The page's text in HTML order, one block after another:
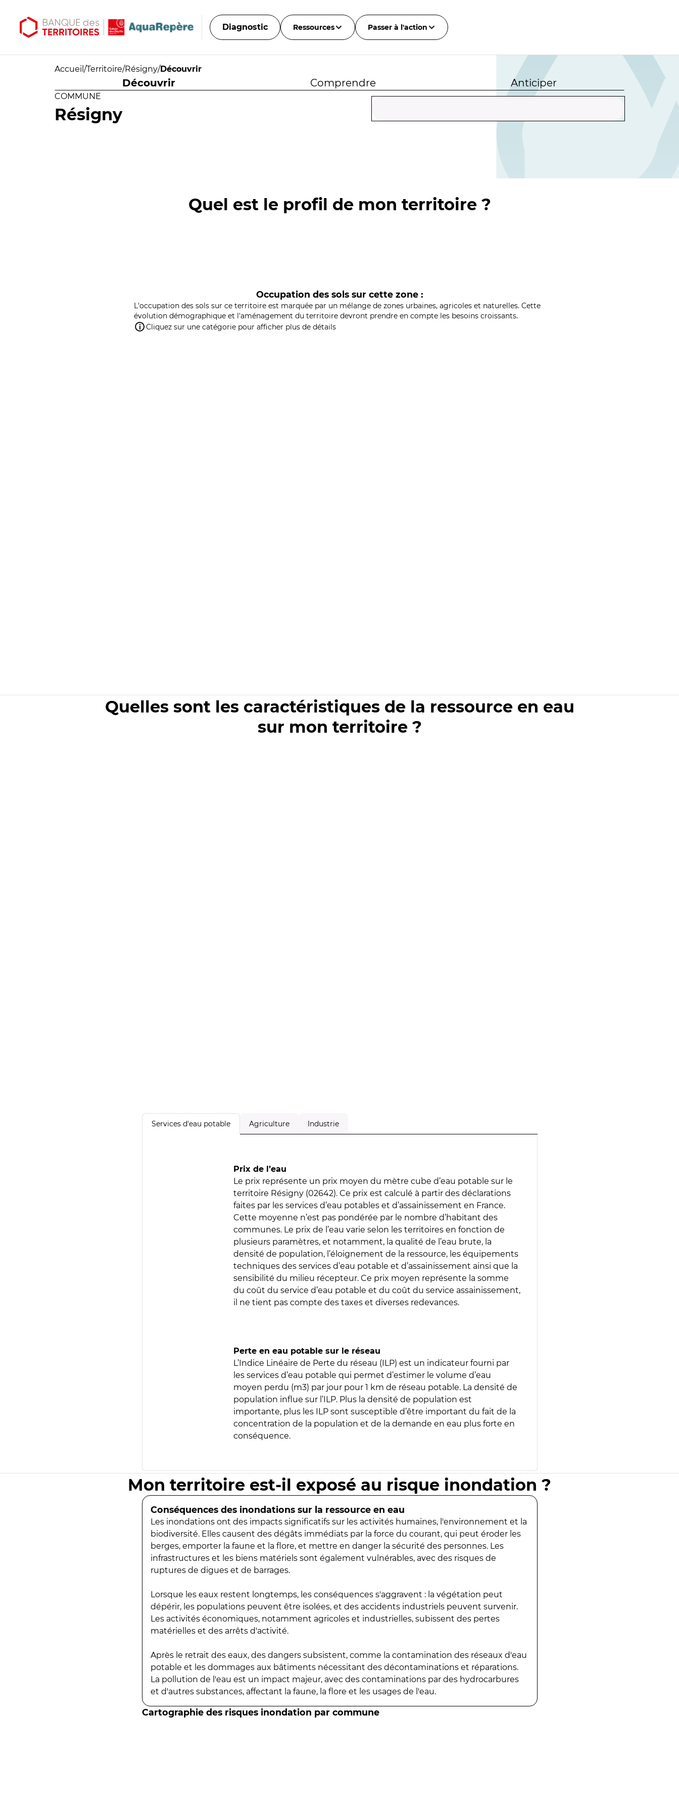
Diagnostic Ressources Passer à l'action
Accueil /Territoire/Résigny/Découvrir
Découvrir Comprendre Anticiper
COMMUNE
Résigny
Quel est le profil de mon territoire ?
Occupation des sols sur cette zone :
L'occupation des sols sur ce territoire est marquée par un mélange de zones urbaines, agricoles et naturelles. Cette
évolution démographique et l'aménagement du territoire devront prendre en compte les besoins croissants.
Cliquez sur une catégorie pour afficher plus de détails
Quelles sont les caractéristiques de la ressource en eau
sur mon territoire ?
Services d'eau potable Agriculture Industrie
Prix de l’eau
Le prix représente un prix moyen du mètre cube d’eau potable sur le
territoire Résigny (02642). Ce prix est calculé à partir des déclarations
faites par les services d’eau potables et d’assainissement en France.
Cette moyenne n’est pas pondérée par le nombre d’habitant des
communes. Le prix de l’eau varie selon les territoires en fonction de
plusieurs paramètres, et notamment, la qualité de l’eau brute, la
densité de population, l’éloignement de la ressource, les équipements
techniques des services d’eau potable et d’assainissement ainsi que la
sensibilité du milieu récepteur. Ce prix moyen représente la somme
du coût du service d’eau potable et du coût du service assainissement,
il ne tient pas compte des taxes et diverses redevances.
Perte en eau potable sur le réseau
L’Indice Linéaire de Perte du réseau (ILP) est un indicateur fourni par
les services d’eau potable qui permet d’estimer le volume d’eau
moyen perdu (m3) par jour pour 1 km de réseau potable. La densité de
population influe sur l’ILP. Plus la densité de population est
importante, plus les ILP sont susceptible d’être important du fait de la
concentration de la population et de la demande en eau plus forte en
conséquence.
Mon territoire est-il exposé au risque inondation ?
Conséquences des inondations sur la ressource en eau
Les inondations ont des impacts significatifs sur les activités humaines, l'environnement et la
biodiversité. Elles causent des dégâts immédiats par la force du courant, qui peut éroder les
berges, emporter la faune et la flore, et mettre en danger la sécurité des personnes. Les
infrastructures et les biens matériels sont également vulnérables, avec des risques de
ruptures de digues et de barrages.
Lorsque les eaux restent longtemps, les conséquences s'aggravent : la végétation peut
dépérir, les populations peuvent être isolées, et des accidents industriels peuvent survenir.
Les activités économiques, notamment agricoles et industrielles, subissent des pertes
matérielles et des arrêts d'activité.
Après le retrait des eaux, des dangers subsistent, comme la contamination des réseaux d'eau
potable et les dommages aux bâtiments nécessitant des décontaminations et réparations.
La pollution de l'eau est un impact majeur, avec des contaminations par des hydrocarbures
et d'autres substances, affectant la faune, la flore et les usages de l'eau.
Cartographie des risques inondation par commune